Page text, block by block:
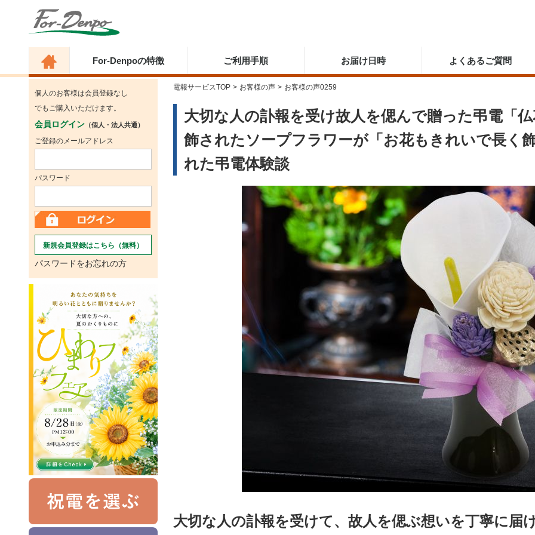
For-Denpoの特徴 ご利用手順 お届け日時 よくあるご質問
個人のお客様は会員登録なし
でもご購入いただけます。
会員ログイン （個人・法人共通）
ご登録のメールアドレス
パスワード
新規会員登録はこちら（無料）
パスワードをお忘れの方
電報サービスTOP > お客様の声 > お客様の声0259
大切な人の訃報を受け故人を偲んで贈った弔電「
飾されたソープフラワーが「お花もきれいで長く
れた弔電体験談
大切な人の訃報を受けて、故人を偲ぶ想いを丁寧に届